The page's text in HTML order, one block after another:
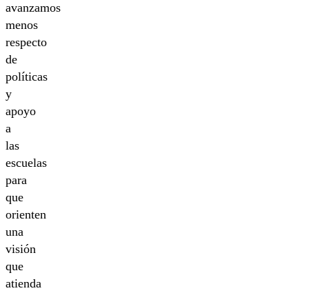
avanzamos
menos
respecto
de
políticas
y
apoyo
a
las
escuelas
para
que
orienten
una
visión
que
atienda